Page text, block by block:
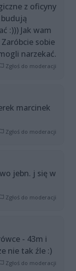
z oficyny
:))) Jak wam
sobie
narzekać.
Zgłoś do moderacji
marcinek
Zgłoś do moderacji
jebn. j się w
Zgłoś do moderacji
- 43m i
nie tak źle :)
Zgłoś do moderacji